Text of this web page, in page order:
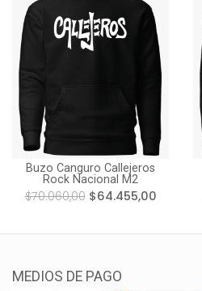
Buzo Canguro Callejeros
Rock Nacional M2
$70.060,00$64.455,00
MEDIOS DE PAGO